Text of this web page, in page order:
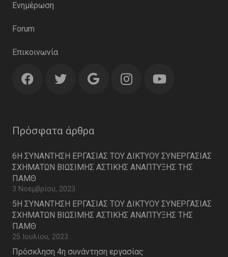
Ενημέρωση
Forum
Επικοινωνία
Πρόσφατα άρθρα
6Η ΣΥΝΑΝΤΗΣΗ ΕΡΓΑΣΙΑΣ ΤΟΥ ΔΙΚΤΥΟΥ ΣΥΝΕΡΓΑΣΙΑΣ
ΣΧΗΜΑΤΩΝ ΒΙΩΣΙΜΗΣ ΑΣΤΙΚΗΣ ΑΝΑΠΤΥΞΗΣ ΤΗΣ
ΠΑΜΘ
3 Νοεμβρίου, 2023
5Η ΣΥΝΑΝΤΗΣΗ ΕΡΓΑΣΙΑΣ ΤΟΥ ΔΙΚΤΥΟΥ ΣΥΝΕΡΓΑΣΙΑΣ
ΣΧΗΜΑΤΩΝ ΒΙΩΣΙΜΗΣ ΑΣΤΙΚΗΣ ΑΝΑΠΤΥΞΗΣ ΤΗΣ
ΠΑΜΘ
25 Ιουλίου, 2023
Πρόσκληση 4η συνάντηση εργασίας